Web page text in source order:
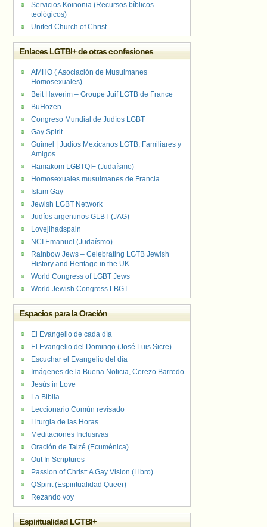
Servicios Koinonia (Recursos bíblicos-
teológicos)
United Church of Christ
Enlaces LGTBI+ de otras confesiones
AMHO ( Asociación de Musulmanes
Homosexuales)
Beit Haverim – Groupe Juif LGTB de France
BuHozen
Congreso Mundial de Judíos LGBT
Gay Spirit
Guimel | Judíos Mexicanos LGTB, Familiares y
Amigos
Hamakom LGBTQI+ (Judaísmo)
Homosexuales musulmanes de Francia
Islam Gay
Jewish LGBT Network
Judíos argentinos GLBT (JAG)
Lovejihadspain
NCI Emanuel (Judaísmo)
Rainbow Jews – Celebrating LGTB Jewish
History and Heritage in the UK
World Congress of LGBT Jews
World Jewish Congress LBGT
Espacios para la Oración
El Evangelio de cada día
El Evangelio del Domingo (José Luis Sicre)
Escuchar el Evangelio del día
Imágenes de la Buena Noticia, Cerezo Barredo
Jesús in Love
La Biblia
Leccionario Común revisado
Liturgia de las Horas
Meditaciones Inclusivas
Oración de Taizé (Ecuménica)
Out In Scriptures
Passion of Christ: A Gay Vision (Libro)
QSpirit (Espiritualidad Queer)
Rezando voy
Espiritualidad LGTBI+